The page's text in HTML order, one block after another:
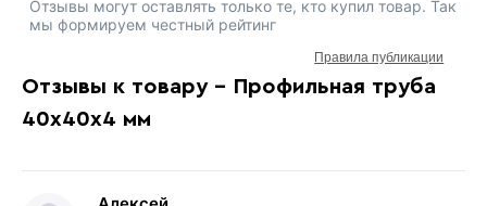
Отзывы к товару - Профильная труба
40х40х4 мм
Отзывы могут оставлять только те, кто купил товар. Так
мы формируем честный рейтинг
Правила публикации